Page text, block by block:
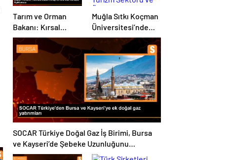
Tarım ve Orman
Bakanı: Kırsal
kalkınmada
gençlere ve
kadınlara pozitif
ayrımcılık yapıyoruz
Muğla Sıtkı Koçman
Üniversitesi’nde
Turizm Sektörü ve
Öğrenciler Buluştu
SOCAR Türkiye Doğal Gaz İş Birimi, Bursa
ve Kayseri’de Şebeke Uzunluğunu
Artıracak